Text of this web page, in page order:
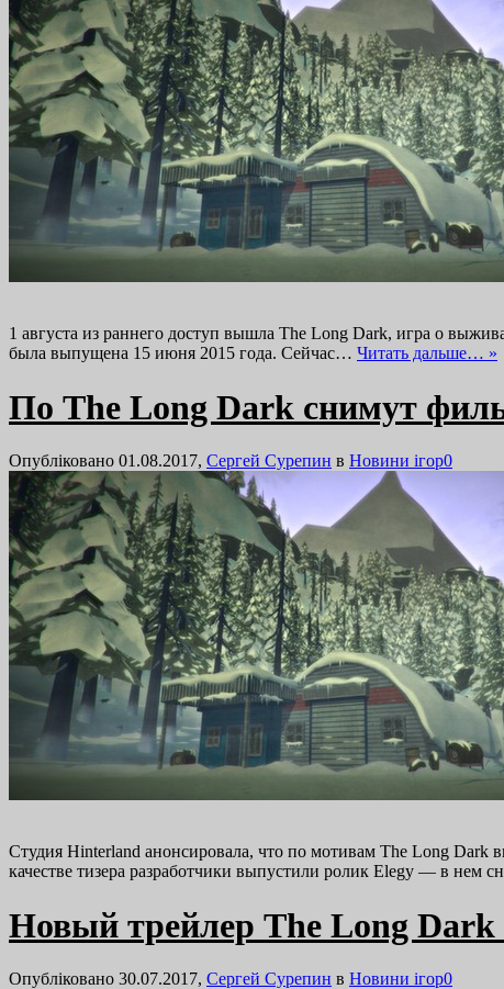
1 августа из раннего доступ вышла The Long Dark, игра о
была выпущена 15 июня 2015 года. Сейчас… Читать дальше… »
По The Long Dark снимут
Опубліковано 01.08.2017, Сергей Сурепин в Новини ігор0
Студия Hinterland анонсировала, что по мотивам The Long
качестве тизера разработчики выпустили ролик Elegy — в
Новый трейлер The Long Dark
Опубліковано 30.07.2017, Сергей Сурепин в Новини ігор0